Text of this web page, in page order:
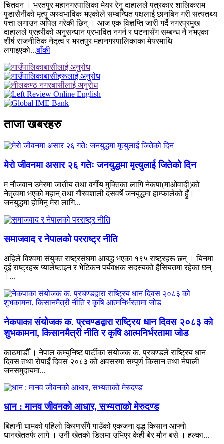
चितवन । भरतपुर महानगरपालिका मेयर रेनु दाहालले पत्रकार शालिकराम
पुडासैनीकाे मृत्यु अस्वभाविक भएकाेले सम्बन्धित पक्षलाई छानबिन गरी सत्यतथ्य
पत्ता लगाउन अपिल गरेकी छिन् । आज एक विज्ञप्ति जारी गर्दै नगरप्रमुख
दाहालले प्रहरीको अनुसन्धान प्रभावित नगर्न र घटनासँग सम्बन्ध नै नभएका
शीर्ष राजनीतिक नेतृत्व र भरतपुर महानगरपालिकाका मेयरमाथि
लगाइएकाे...बाँकी
ताजा खबरहरु
मेरो जीवनमा असार २६ गतेः जनयुद्धमा मृत्युलाई जितेको दिन
म नौजवान उमेरमा जातीय तथा वर्गीय मुक्तिका लागि नेकपा(माओवादी)को
नेतृत्वमा भएको महान् तथा गौरवशाली दसवर्षे जनयुद्धमा हाम्फालेको हुँ।
जनयुद्धमा होमिनु मेरा लागि...
समाजवाद र नेपालको परराष्ट्र नीति
अहिले विश्वमा संयुक्त राष्ट्रसंघमा आबद्ध भएका १९५ राष्ट्रहरू छन् । यिनमा
दुई राष्ट्रहरू प्यालेष्टाइन र भेटिकन पर्यवक्षक सदस्यको हैसियतमा रहेका छन्
।...
नेकपाका संयोजक क. प्रचण्डद्वारा राष्ट्रिय धान दिवस २०८३ को
शुभकामना, किसानमैत्री नीति र कृषि आत्मनिर्भरतामा जोड
काठमाडौँ । नेपाल कम्युनिष्ट पार्टीका संयोजक क. प्रचण्डले राष्ट्रिय धान
दिवस तथा रोपाइँ दिवस २०८३ को अवसरमा सम्पूर्ण किसान तथा नेपाली
जनसमुदायमा...
धान : मानव जीवनको आधार, सभ्यताको मेरुदण्ड
बिहानी घामको पहिलो किरणसँगै गाउँको एकजना वृद्ध किसान आफ्नो
धानखेततर्फ लागे । उनी खेतको डिलमा उभिएर केही बेर मौन बसे । हल्का...